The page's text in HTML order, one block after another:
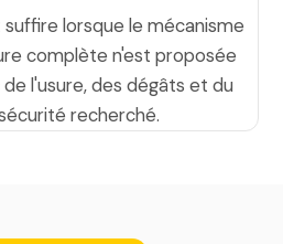
lorsque le mécanisme
complète n'est proposée
l'usure, des dégâts et du
recherché.